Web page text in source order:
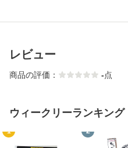
レビュー
商品の評価： -点
ウィークリーランキング
1 2